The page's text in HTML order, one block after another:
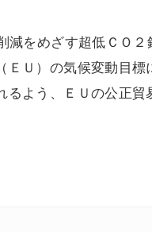
をめざす超低ＣＯ２
Ｕ）の気候変動目
よう、ＥＵの公正